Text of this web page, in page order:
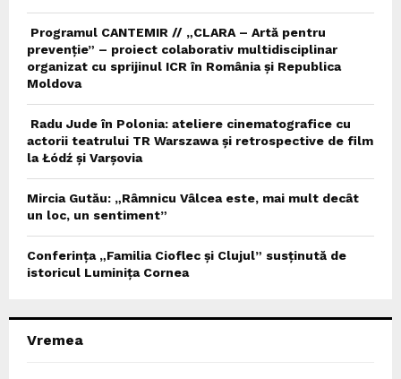
Programul CANTEMIR // „CLARA – Artă pentru
prevenție” – proiect colaborativ multidisciplinar
organizat cu sprijinul ICR în România și Republica
Moldova
Radu Jude în Polonia: ateliere cinematografice cu
actorii teatrului TR Warszawa și retrospective de film
la Łódź și Varșovia
Mircia Gutău: „Râmnicu Vâlcea este, mai mult decât
un loc, un sentiment”
Conferința „Familia Cioflec și Clujul” susținută de
istoricul Luminița Cornea
Vremea